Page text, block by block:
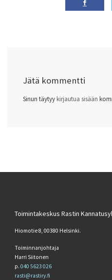
Jätä kommentti
Sinun täytyy kirjautua sisään
Toimintakeskus Rastin
Hiomotie 8, 00380 Helsinki.
Toiminnanjohtaja
Harri Siitonen
p. 040 5623 026
rasti@rastiry.fi